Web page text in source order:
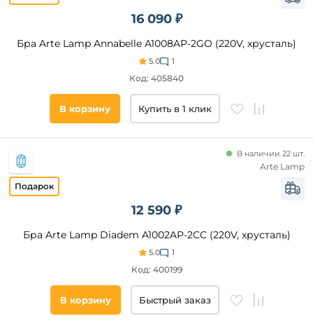
16 090 ₽
Бра Arte Lamp Annabelle A1008AP-2GO (220V, хрусталь)
5.0 1
Код: 405840
В корзину Купить в 1 клик
12 590 ₽
Бра Arte Lamp Diadem A1002AP-2CC (220V, хрусталь)
5.0 1
В наличии 22 шт.
Код: 400199
Arte Lamp
В корзину Быстрый заказ